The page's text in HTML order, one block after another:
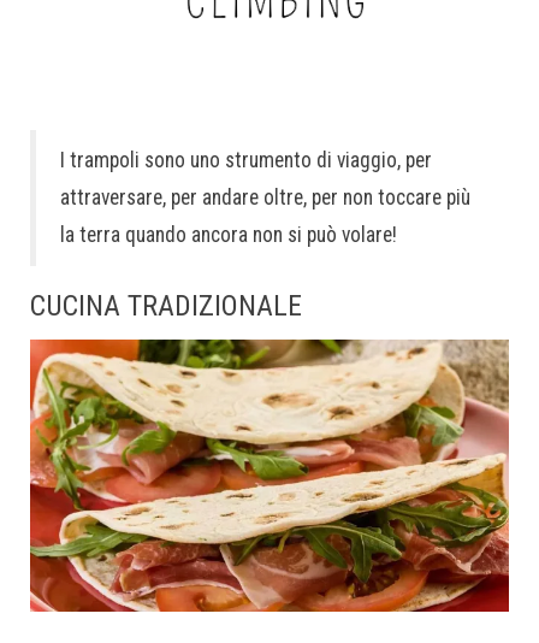
I trampoli sono uno strumento di viaggio, per
attraversare, per andare oltre, per non toccare più
la terra quando ancora non si può volare!
CUCINA TRADIZIONALE